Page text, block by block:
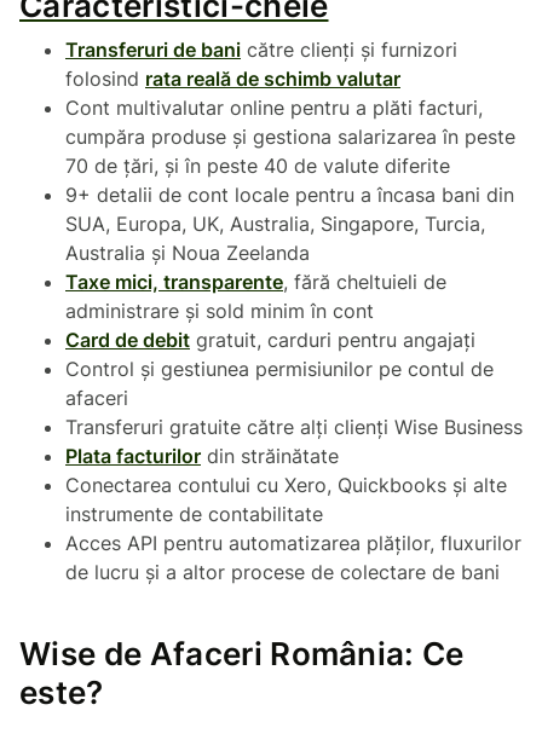
Transferuri de bani către clienți și furnizori
folosind rata reală de schimb valutar
Cont multivalutar online pentru a plăti facturi,
cumpăra produse și gestiona salarizarea în peste
70 de țări, și în peste 40 de valute diferite
9+ detalii de cont locale pentru a încasa bani din
SUA, Europa, UK, Australia, Singapore, Turcia,
Australia și Noua Zeelanda
Taxe mici, transparente, fără cheltuieli de
administrare și sold minim în cont
Card de debit gratuit, carduri pentru angajați
Control și gestiunea permisiunilor pe contul de
afaceri
Transferuri gratuite către alți clienți Wise Business
Plata facturilor din străinătate
Conectarea contului cu Xero, Quickbooks și alte
instrumente de contabilitate
Acces API pentru automatizarea plăților, fluxurilor
de lucru și a altor procese de colectare de bani
Wise de Afaceri România: Ce
este?